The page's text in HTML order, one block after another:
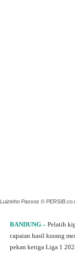
Luizinho Passos ©
BANDUNG – Pelatih
capaian hasil kurang
pekan ketiga Liga 1